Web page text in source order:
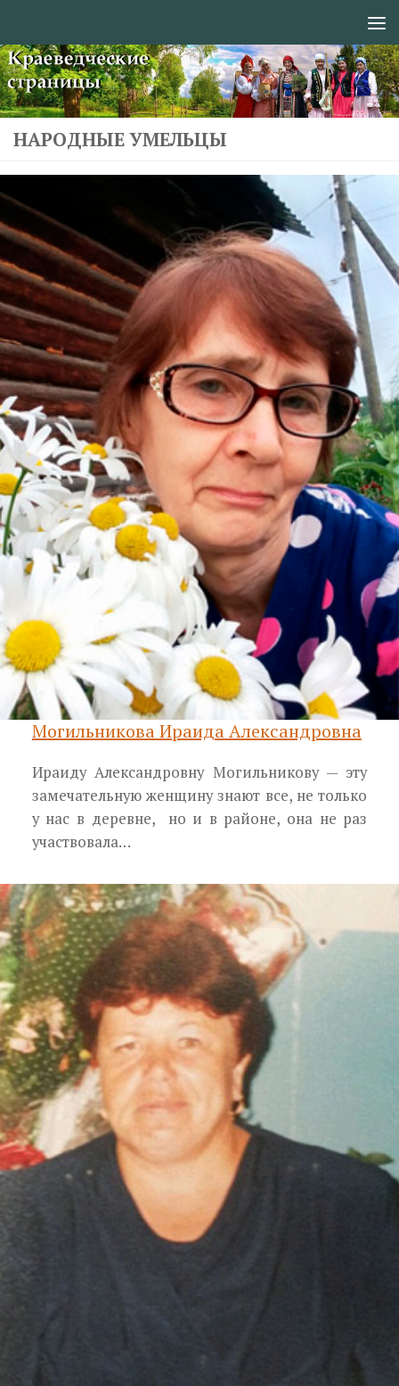
НАРОДНЫЕ УМЕЛЬЦЫ
Могильникова Ираида Александровна
Ираиду Александровну Могильникову — эту
замечательную женщину знают все, не только
у нас в деревне, но и в районе, она не раз
участвовала…